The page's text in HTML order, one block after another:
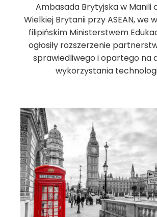
Ambasada Brytyjska w Manili
Wielkiej Brytanii przy ASEAN, we
filipińskim Ministerstwem
ogłosiły rozszerzenie
sprawiedliwego i opartego na
wykorzystania